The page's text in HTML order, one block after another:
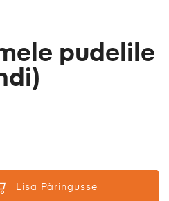
pudelile
Lisa Päringusse